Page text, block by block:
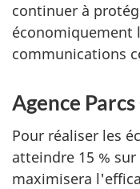
continuer à
économiquement
communications
Agence
Pour réaliser les
atteindre 15 % sur
maximisera